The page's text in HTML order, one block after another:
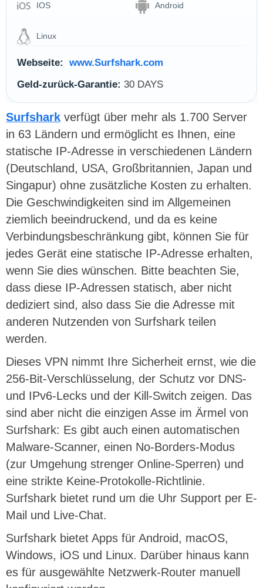
IOS Android
Linux
Webseite:
www.Surfshark.com
Geld-zurück-Garantie: 30 DAYS
Surfshark verfügt über mehr als 1.700 Server
in 63 Ländern und ermöglicht es Ihnen, eine
statische IP-Adresse in verschiedenen Ländern
(Deutschland, USA, Großbritannien, Japan und
Singapur) ohne zusätzliche Kosten zu erhalten.
Die Geschwindigkeiten sind im Allgemeinen
ziemlich beeindruckend, und da es keine
Verbindungsbeschränkung gibt, können Sie für
jedes Gerät eine statische IP-Adresse erhalten,
wenn Sie dies wünschen. Bitte beachten Sie,
dass diese IP-Adressen statisch, aber nicht
dediziert sind, also dass Sie die Adresse mit
anderen Nutzenden von Surfshark teilen
werden.
Dieses VPN nimmt Ihre Sicherheit ernst, wie die
256-Bit-Verschlüsselung, der Schutz vor DNS-
und IPv6-Lecks und der Kill-Switch zeigen. Das
sind aber nicht die einzigen Asse im Ärmel von
Surfshark: Es gibt auch einen automatischen
Malware-Scanner, einen No-Borders-Modus
(zur Umgehung strenger Online-Sperren) und
eine strikte Keine-Protokolle-Richtlinie.
Surfshark bietet rund um die Uhr Support per E-
Mail und Live-Chat.
Surfshark bietet Apps für Android, macOS,
Windows, iOS und Linux. Darüber hinaus kann
es für ausgewählte Netzwerk-Router manuell